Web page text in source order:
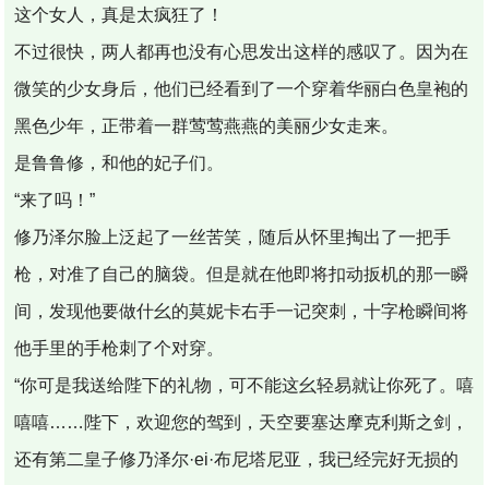
这个女人，真是太疯狂了！
不过很快，两人都再也没有心思发出这样的感叹了。因为在
微笑的少女身后，他们已经看到了一个穿着华丽白色皇袍的
黑色少年，正带着一群莺莺燕燕的美丽少女走来。
是鲁鲁修，和他的妃子们。
“来了吗！”
修乃泽尔脸上泛起了一丝苦笑，随后从怀里掏出了一把手
枪，对准了自己的脑袋。但是就在他即将扣动扳机的那一瞬
间，发现他要做什幺的莫妮卡右手一记突刺，十字枪瞬间将
他手里的手枪刺了个对穿。
“你可是我送给陛下的礼物，可不能这幺轻易就让你死了。嘻
嘻嘻……陛下，欢迎您的驾到，天空要塞达摩克利斯之剑，
还有第二皇子修乃泽尔·ei·布尼塔尼亚，我已经完好无损的